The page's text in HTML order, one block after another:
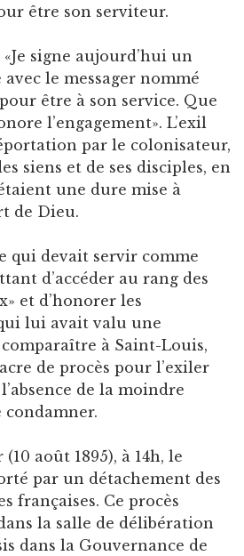
être son serviteur.
signe aujourd’hui un
avec le messager nommé
être à son service. Que
l’engagement». L’exil
par le colonisateur,
siens et de ses disciples, en
une dure mise à
de Dieu.
qui devait servir comme
d’accéder au rang des
et d’honorer les
lui avait valu une
à Saint-Louis,
de procès pour l’exiler
de la moindre
août 1895), à 14h, le
par un détachement des
françaises. Ce procès
la salle de délibération
dans la Gouvernance de